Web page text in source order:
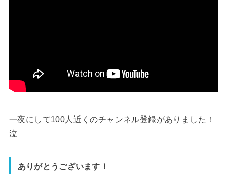
一夜にして100人近くのチャンネル登録がありました！
泣
ありがとうございます！